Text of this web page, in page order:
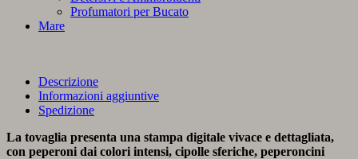
Profumatori per Bucato
Mare
Descrizione
Informazioni aggiuntive
Spedizione
La tovaglia presenta una stampa digitale vivace e dettagliata,
con peperoni dai colori intensi, cipolle sferiche, peperoncini